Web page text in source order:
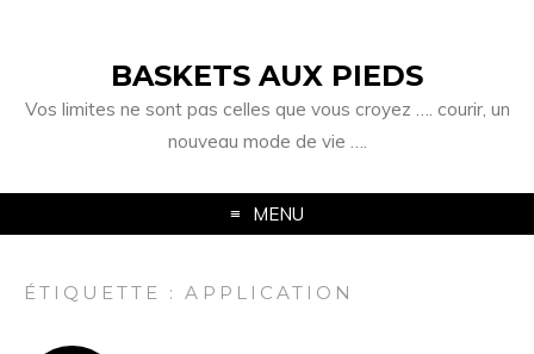
BASKETS AUX PIEDS
Vos limites ne sont pas celles que vous croyez …. courir, un
nouveau mode de vie ….
MENU
ÉTIQUETTE :APPLICATION